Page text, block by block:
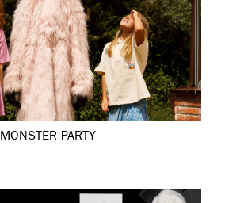
MONSTER PARTY